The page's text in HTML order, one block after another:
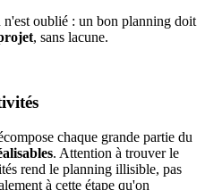
n'est oublié : un bon planning doit
, sans lacune.
chaque grande partie du
. Attention à trouver le
rend le planning illisible, pas
à cette étape qu'on